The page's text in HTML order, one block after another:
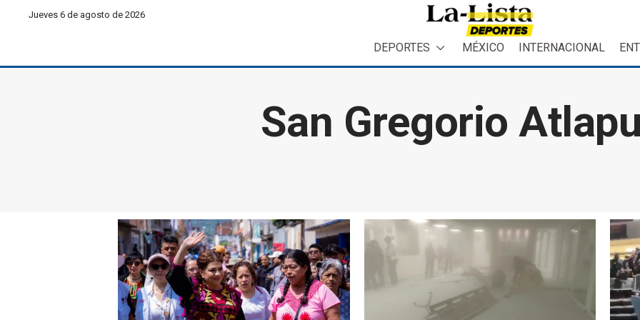
Jueves 6 de agosto de 2026
DEPORTES MÉXICO INTERNACIONAL
San Gregorio